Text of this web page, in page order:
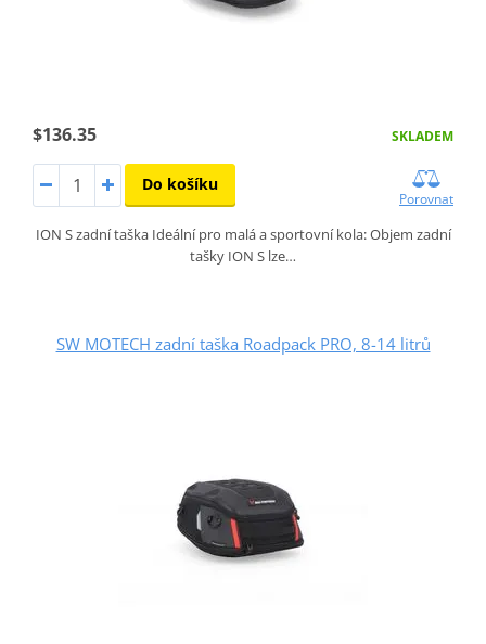
$136.35 SKLADEM
Do košíku
Porovnat
ION S zadní taška Ideální pro malá a sportovní kola: Objem zadní
tašky ION S lze…
SW MOTECH zadní taška Roadpack PRO, 8-14 litrů